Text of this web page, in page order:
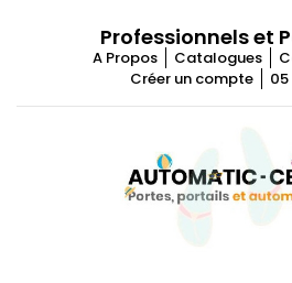
Professionnels et
A Propos Catalogues
Créer un compte
05